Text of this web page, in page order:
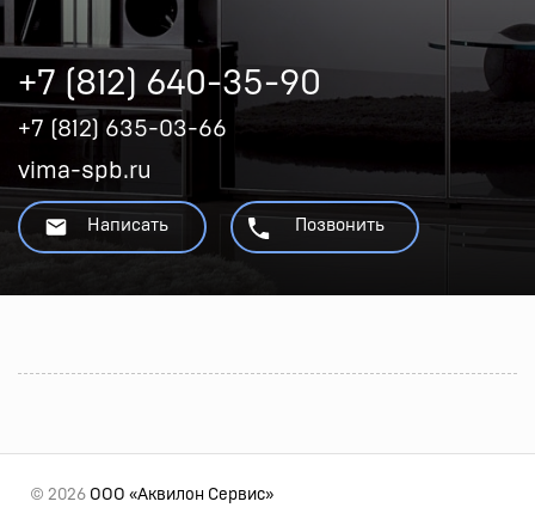
+7 (812) 640-35-90
+7 (812) 635-03-66
vima-spb.ru
Написать Позвонить
© 2026 ООО «Аквилон Сервис»